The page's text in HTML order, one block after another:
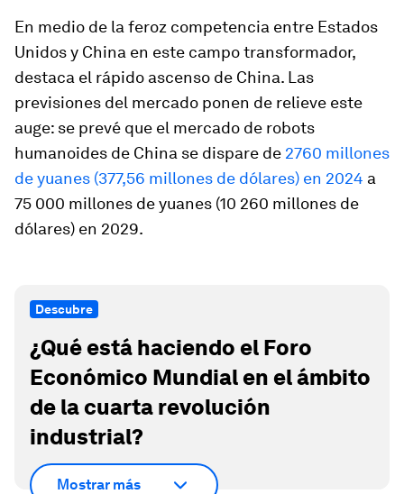
En medio de la feroz competencia entre Estados
Unidos y China en este campo transformador,
destaca el rápido ascenso de China. Las
previsiones del mercado ponen de relieve este
auge: se prevé que el mercado de robots
humanoides de China se dispare de 2760 millones
de yuanes (377,56 millones de dólares) en 2024 a
75 000 millones de yuanes (10 260 millones de
dólares) en 2029.
Descubre
¿Qué está haciendo el Foro
Económico Mundial en el ámbito
de la cuarta revolución
industrial?
Mostrar más